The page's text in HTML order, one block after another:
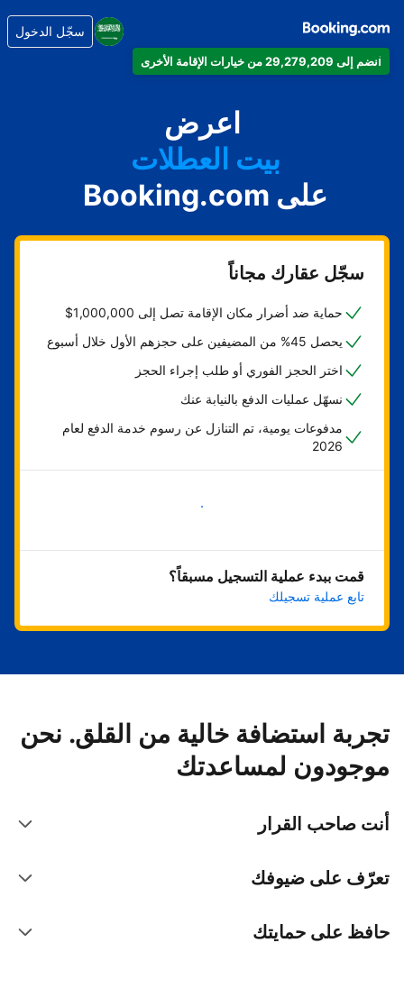
انضم إلى 29,279,209 من خيارات الإقامة الأخرى
سجّل الدخول
اعرض
شقتك
فندقك
بيت العطلات
شقتك الفندقية
منتجعك
على Booking.com
سجّل عقارك مجاناً
حماية ضد أضرار مكان الإقامة تصل إلى 1,000,000$
يحصل 45% من المضيفين على حجزهم الأول خلال أسبوع
اختر الحجز الفوري أو طلب إجراء الحجز
نسهّل عمليات الدفع بالنيابة عنك
مدفوعات يومية، تم التنازل عن رسوم خدمة الدفع لعام
2026
ابدأ الآن
قمت ببدء عملية التسجيل مسبقاً؟
تابع عملية تسجيلك
تجربة استضافة خالية من القلق. نحن
موجودون لمساعدتك
أنت صاحب القرار
تعرّف على ضيوفك
حافظ على حمايتك